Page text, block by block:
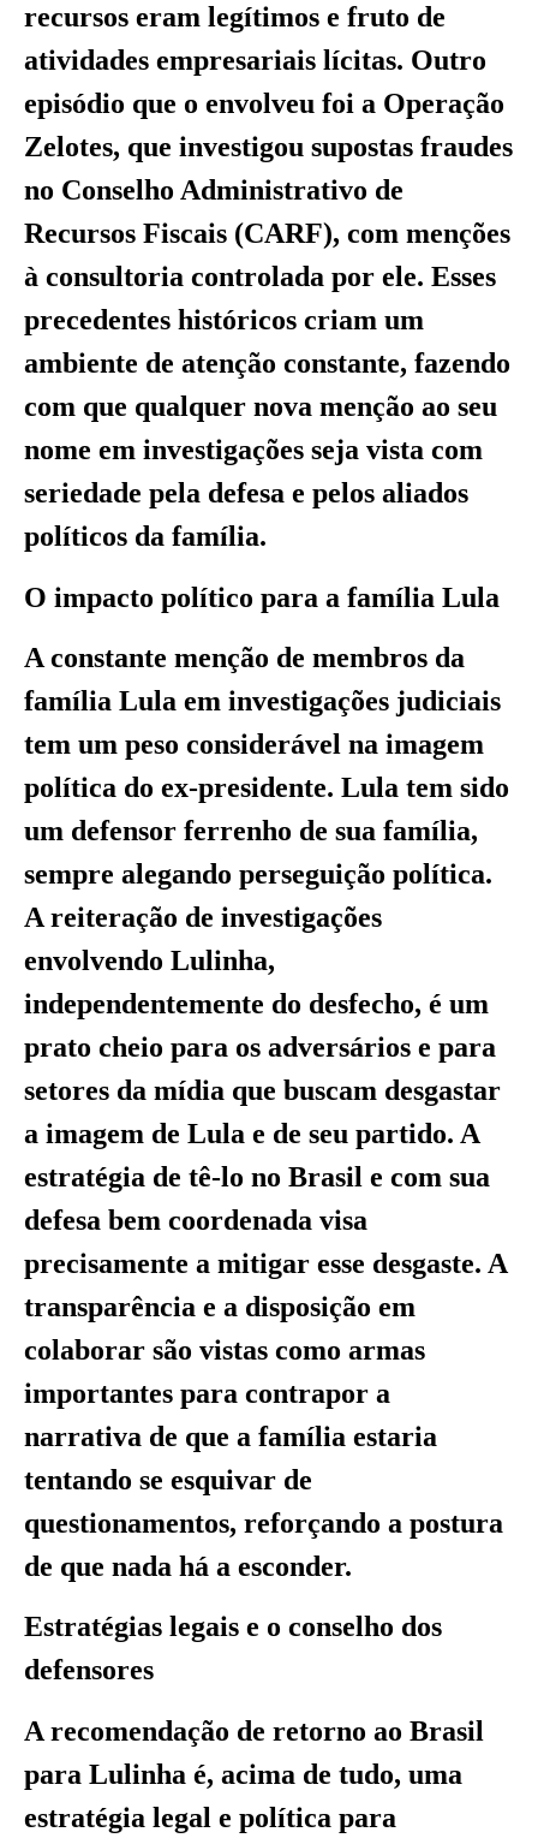
recursos eram legítimos e fruto de
atividades empresariais lícitas. Outro
episódio que o envolveu foi a Operação
Zelotes, que investigou supostas fraudes
no Conselho Administrativo de
Recursos Fiscais (CARF), com menções
à consultoria controlada por ele. Esses
precedentes históricos criam um
ambiente de atenção constante, fazendo
com que qualquer nova menção ao seu
nome em investigações seja vista com
seriedade pela defesa e pelos aliados
políticos da família.
O impacto político para a família Lula
A constante menção de membros da
família Lula em investigações judiciais
tem um peso considerável na imagem
política do ex-presidente. Lula tem sido
um defensor ferrenho de sua família,
sempre alegando perseguição política.
A reiteração de investigações
envolvendo Lulinha,
independentemente do desfecho, é um
prato cheio para os adversários e para
setores da mídia que buscam desgastar
a imagem de Lula e de seu partido. A
estratégia de tê-lo no Brasil e com sua
defesa bem coordenada visa
precisamente a mitigar esse desgaste. A
transparência e a disposição em
colaborar são vistas como armas
importantes para contrapor a
narrativa de que a família estaria
tentando se esquivar de
questionamentos, reforçando a postura
de que nada há a esconder.
Estratégias legais e o conselho dos
defensores
A recomendação de retorno ao Brasil
para Lulinha é, acima de tudo, uma
estratégia legal e política para